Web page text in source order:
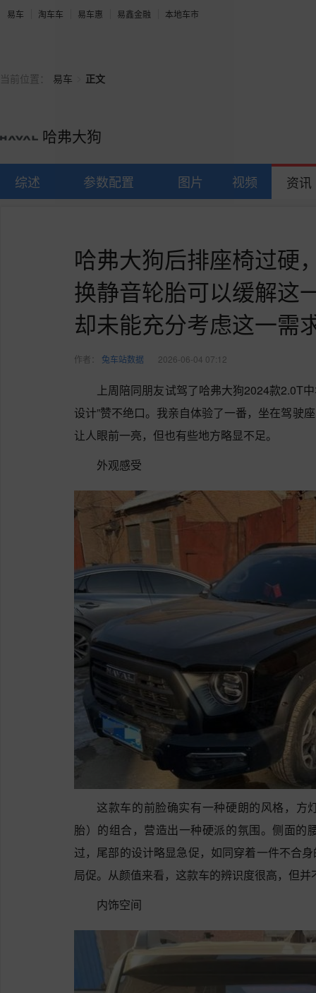
易车 淘车车 易车惠 易鑫金融 本地车市
当前位置： 易车 正文
哈弗大狗
综述 参数配置 图片 视频 资讯
哈弗大狗后排座椅过硬
换静音轮胎可以缓解这
却未能充分考虑这一需
作者： 兔车站数据 2026-06-04 07:12
上周陪同朋友试驾了哈弗大狗2024款2.0T
设计”赞不绝口。我亲自体验了一番，坐在驾驶
让人眼前一亮，但也有些地方略显不足。
外观感受
这款车的前脸确实有一种硬朗的风格，方
胎）的组合，营造出一种硬派的氛围。侧面的
过，尾部的设计略显急促，如同穿着一件不合
局促。从颜值来看，这款车的辨识度很高，但
内饰空间